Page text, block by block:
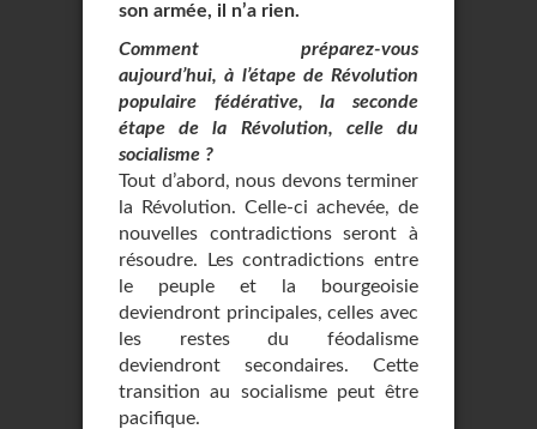
son armée, il n’a rien.
Comment préparez-vous
aujourd’hui, à l’étape de Révolution
populaire fédérative, la seconde
étape de la Révolution, celle du
socialisme ?
Tout d’abord, nous devons terminer
la Révolution. Celle-ci achevée, de
nouvelles contradictions seront à
résoudre. Les contradictions entre
le peuple et la bourgeoisie
deviendront principales, celles avec
les restes du féodalisme
deviendront secondaires. Cette
transition au socialisme peut être
pacifique.